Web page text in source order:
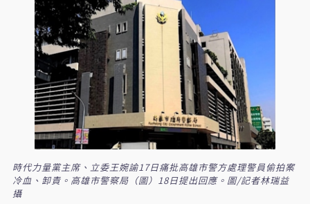
時代力量黨主席、立委王婉諭17日痛批高雄市警方處理警員偷拍案
冷血、卸責。高雄市警察局（圖）18日提出回應。圖/記者林瑞益
攝